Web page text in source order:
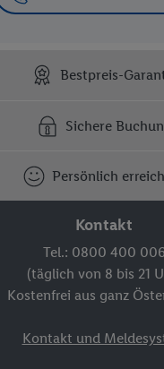
Bestpreis-
Sichere
Persönlich
Kontakt
Tel.: 0800 400 006
(täglich von 8 bis 21
Kostenfrei aus ganz
Kontakt und